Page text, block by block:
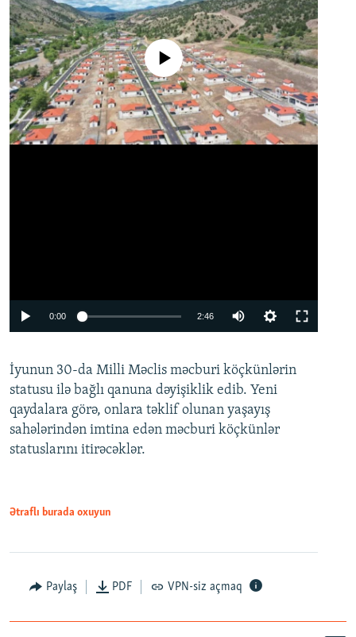
Auto 240p 360p 480p
720p 1080p
No media source currently available
0:00 2:46
360p
480p
720p
İyunun 30-da Milli Məclis məcburi köçkünlərin
statusu ilə bağlı qanuna dəyişiklik edib. Yeni
qaydalara görə, onlara təklif olunan yaşayış
sahələrindən imtina edən məcburi köçkünlər
statuslarını itirəcəklər.
Ətraflı burada oxuyun
Paylaş PDF VPN-siz açmaq